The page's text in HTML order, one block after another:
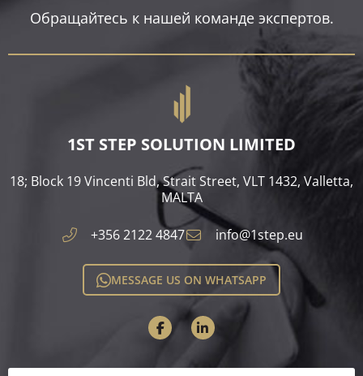
Обращайтесь к нашей команде экспертов.
1ST STEP SOLUTION LIMITED
18; Block 19 Vincenti Bld, Strait Street, VLT 1432, Valletta,
MALTA​
+356 2122 4847 info@1step.eu
MESSAGE US ON WHATSAPP